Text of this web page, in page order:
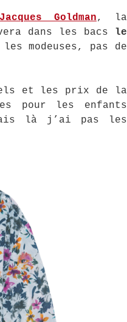
Goldman, la
dans les bacs le
modeuses, pas de
et les prix de la
pour les enfants
là j’ai pas les